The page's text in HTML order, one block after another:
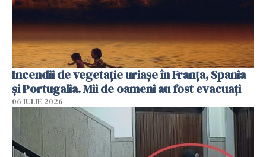
Incendii de vegetație uriașe în Franța, Spania
și Portugalia. Mii de oameni au fost evacuați
06 IULIE 2026